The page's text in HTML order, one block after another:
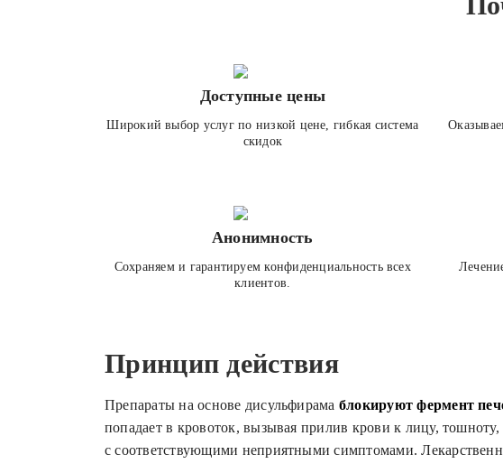
Доступные цены
Широкий выбор услуг по низкой цене, гибкая система
скидок
Анонимность
Сохраняем и гарантируем конфиденциальность всех
клиентов.
Принцип действия
Препараты на основе дисульфирама блокируют фермент
попадает в кровоток, вызывая прилив крови к лицу,
с соответствующими неприятными симптомами.